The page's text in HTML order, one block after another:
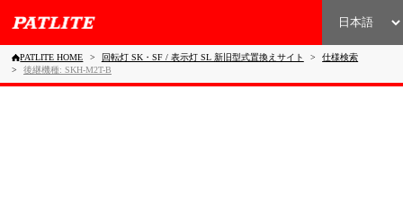
PATLITE HOME 回転灯 SK・SF / 表示灯 SL 新旧型式置換えサイト
仕様検索
後継機種: SKH-M2T-B